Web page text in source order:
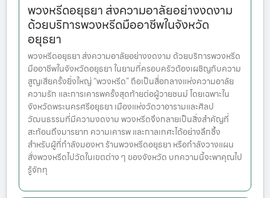
พวงหรีดอยุธยา ส่งความอาลัยอย่างงดงาม
ด้วยบริการพวงหรีดมืออาชีพในจังหวัด
อยุธยา
พวงหรีดอยุธยา ส่งความอาลัยอย่างงดงาม ด้วยบริการพวงหรีด
มืออาชีพในจังหวัดอยุธยา ในยามที่ครอบครัวต้องเผชิญกับความ
สูญเสียครั้งยิ่งใหญ่ “พวงหรีด” ถือเป็นสื่อกลางแห่งความอาลัย
ความรัก และการเคารพครั้งสุดท้ายต่อผู้วายชนม์ โดยเฉพาะใน
จังหวัดพระนครศรีอยุธยา เมืองแห่งวัดวาอารามและศิลป
วัฒนธรรมที่มีความงดงาม พวงหรีดจึงกลายเป็นสิ่งสำคัญที่
สะท้อนถึงมารยาท ความเคารพ และกาลเทศะได้อย่างลึกซึ้ง
สำหรับผู้ที่กำลังมองหา ร้านพวงหรีดอยุธยา หรือกำลังวางแผน
สั่งพวงหรีดไปวัดในเขตต่าง ๆ ของจังหวัด บทความนี้จะพาคุณไป
รู้จักทุ